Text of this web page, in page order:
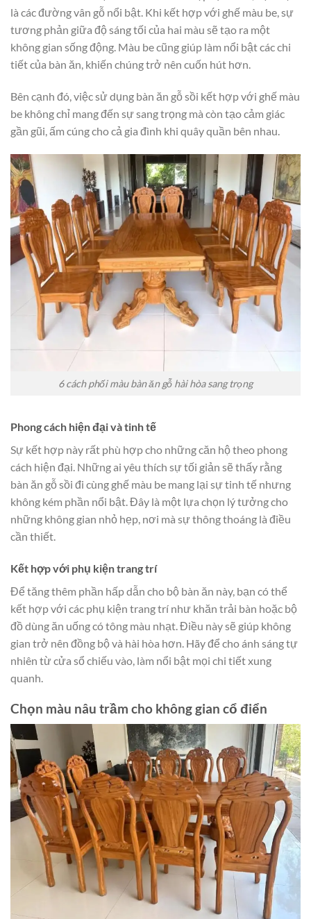
là các đường vân gỗ nổi bật. Khi kết hợp với ghế màu be, sự
tương phản giữa độ sáng tối của hai màu sẽ tạo ra một
không gian sống động. Màu be cũng giúp làm nổi bật các chi
tiết của bàn ăn, khiến chúng trở nên cuốn hút hơn.
Bên cạnh đó, việc sử dụng bàn ăn gỗ sồi kết hợp với ghế màu
be không chỉ mang đến sự sang trọng mà còn tạo cảm giác
gần gũi, ấm cúng cho cả gia đình khi quây quần bên nhau.
6 cách phối màu bàn ăn gỗ hài hòa sang trọng
Phong cách hiện đại và tinh tế
Sự kết hợp này rất phù hợp cho những căn hộ theo phong
cách hiện đại. Những ai yêu thích sự tối giản sẽ thấy rằng
bàn ăn gỗ sồi đi cùng ghế màu be mang lại sự tinh tế nhưng
không kém phần nổi bật. Đây là một lựa chọn lý tưởng cho
những không gian nhỏ hẹp, nơi mà sự thông thoáng là điều
cần thiết.
Kết hợp với phụ kiện trang trí
Để tăng thêm phần hấp dẫn cho bộ bàn ăn này, bạn có thể
kết hợp với các phụ kiện trang trí như khăn trải bàn hoặc bộ
đồ dùng ăn uống có tông màu nhạt. Điều này sẽ giúp không
gian trở nên đồng bộ và hài hòa hơn. Hãy để cho ánh sáng tự
nhiên từ cửa sổ chiếu vào, làm nổi bật mọi chi tiết xung
quanh.
Chọn màu nâu trầm cho không gian cổ điển